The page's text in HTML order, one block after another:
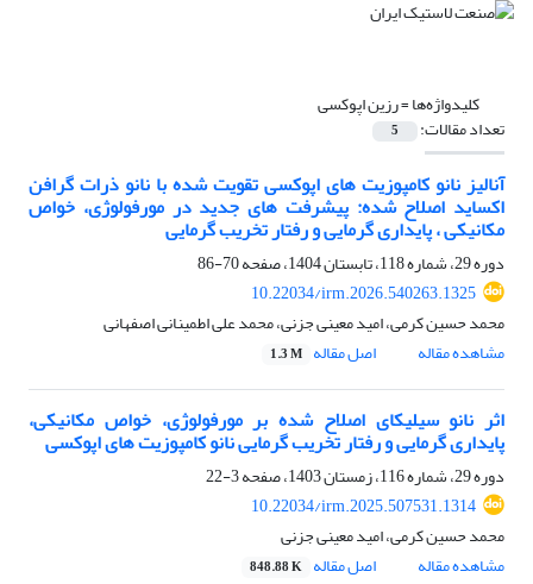
کلیدواژه‌ها =رزین اپوکسی
تعداد مقالات: 5
آنالیز نانو کامپوزیت های اپوکسی تقویت شده با نانو ذرات گرافن
اکساید اصلاح شده: پیشرفت های جدید در مورفولوژی، خواص
مکانیکی ، پایداری گرمایی و رفتار تخریب گرمایی
دوره 29، شماره 118، تابستان 1404، صفحه
70-86
10.22034/irm.2026.540263.1325
محمد حسین کرمی، امید معینی جزنی، محمد علی اطمینانی اصفهانی
مشاهده مقاله
اصل مقاله 1.3 M
اثر نانو سیلیکای اصلاح شده بر مورفولوژی، خواص مکانیکی،
پایداری گرمایی و رفتار تخریب گرمایی نانو کامپوزیت های اپوکسی
دوره 29، شماره 116، زمستان 1403، صفحه
3-22
10.22034/irm.2025.507531.1314
محمد حسین کرمی، امید معینی جزنی
مشاهده مقاله
اصل مقاله 848.88 K